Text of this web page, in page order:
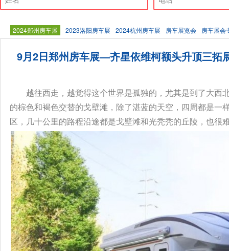
2024郑州房车展 2023洛阳房车展 2024杭州房车展 房车展览会 房车展会
9月2日郑州房车展—齐星依维柯额头升顶三拓
越往西走，越觉得这个世界是孤独的，尤其是到了大
的棕色和褐色交替的戈壁滩，除了湛蓝的天空，四周都是
区，几十公里的路程沿途都是戈壁滩和光秃秃的丘陵，也很